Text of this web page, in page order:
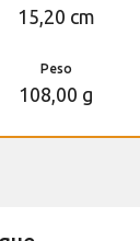
15,20 cm
Peso
108,00 g